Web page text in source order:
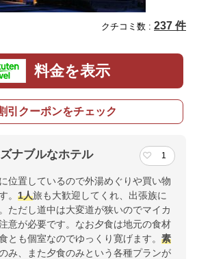
クチコミ数 : 237 件
料金を表示
引クーポンをチェック
ナブルなホテル 1
位置しているので外湯めぐりや買い物
。 1人旅も大歓迎してくれ、出張族に
ただし道中は大変道が狭いのでマイカ
意が必要です。なお夕食は地元の食材
とも個室なのでゆっくり寛げます。 素
み、また夕食のみという各種プランが